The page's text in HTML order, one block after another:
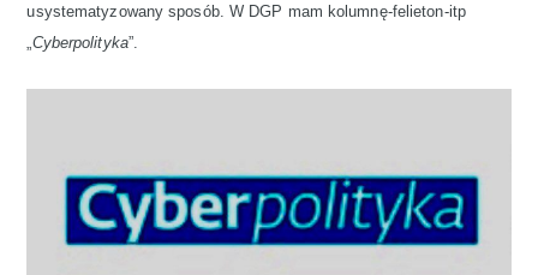
usystematyzowany sposób. W DGP mam kolumnę-felieton-itp
Cyberpolityka”.